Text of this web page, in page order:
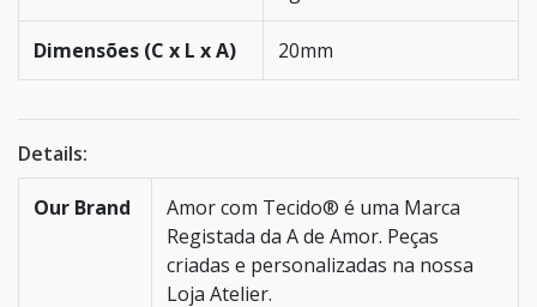
Dimensões (C x L x A) 20mm
Details:
Our Brand
Amor com Tecido® é uma Marca
Registada da A de Amor. Peças
criadas e personalizadas na nossa
Loja Atelier.